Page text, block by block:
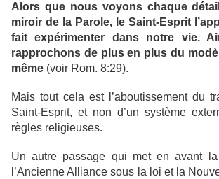
Alors que nous voyons chaque
miroir de la Parole, le Saint-Esprit
fait expérimenter dans notre vie.
rapprochons de plus en plus du
même (voir Rom. 8:29).
Mais tout cela est l’aboutissement du
Saint-Esprit, et non d’un système
règles religieuses.
Un autre passage qui met en avant la
l’Ancienne Alliance sous la loi et la